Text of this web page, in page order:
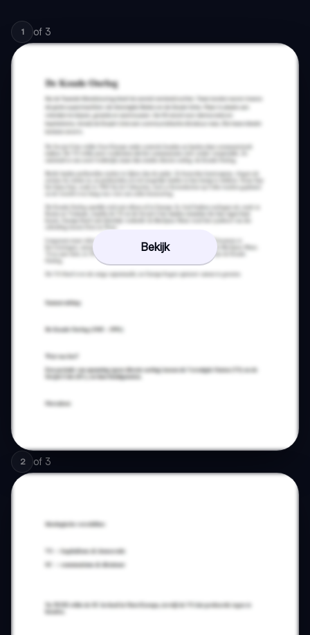
1 of 3
Bekijk
2 of 3